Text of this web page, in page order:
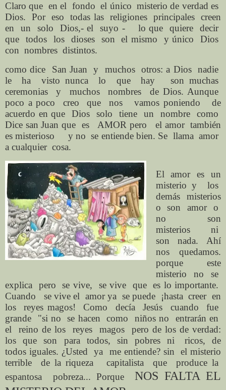
Claro que en el fondo el único misterio de verdad es
Dios. Por eso todas las religiones principales creen
en un solo Dios,- el suyo - lo que quiere decir
que todos los dioses son el mismo y único Dios
con nombres distintos.
como dice San Juan y muchos otros: a Dios nadie
le ha visto nunca lo que hay son muchas
ceremonias y muchos nombres de Dios. Aunque
poco a poco creo que nos vamos poniendo de
acuerdo en que Dios solo tiene un nombre como
Dice san Juan que es AMOR pero el amor también
es misterioso y no se entiende bien. Se llama amor
a cualquier cosa.
El amor es un
misterio y
los
demás misterios
o
son amor
o
no
son
misterios
ni
son nada. Ahí
nos
quedamos.
porque
este
misterio
no
se
explica
pero se vive, se vive que
es lo importante.
Cuando
se vive el amor ya se puede ¡hasta creer en
los
reyes magos! Como decía Jesús cuando
fue
grande
"si no se hacen como niños no
entrarán en
el
reino de los reyes magos
pero de los de verdad:
los
que son para todos, sin pobres ni ricos,
de
todos iguales. ¿Usted
ya me entiende? sin
el misterio
terrible
de la riqueza capitalista que
produce la
espantosa
pobreza... Porque
NOS FALTA EL